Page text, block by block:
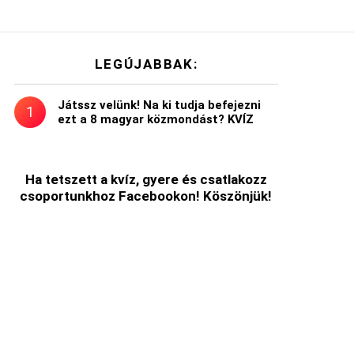
LEGÚJABBAK:
Játssz velünk! Na ki tudja befejezni
ezt a 8 magyar közmondást? KVÍZ
Ha tetszett a kvíz, gyere és csatlakozz
csoportunkhoz Facebookon! Köszönjük!